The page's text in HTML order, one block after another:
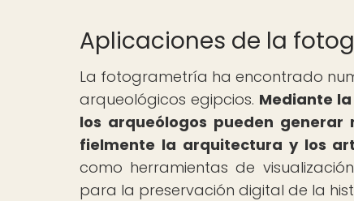
Aplicaciones de la
La fotogrametría ha encontrado
arqueológicos egipcios. Mediante
los arqueólogos pueden
fielmente la arquitectura y los
como herramientas de
para la preservación digital de la